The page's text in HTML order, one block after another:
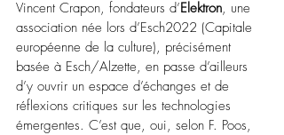
Vincent Crapon, fondateurs d’Elektron, une
association née lors d’Esch2022 (Capitale
européenne de la culture), précisément
basée à Esch/Alzette, en passe d’ailleurs
d’y ouvrir un espace d’échanges et de
réflexions critiques sur les technologies
émergentes. C’est que, oui, selon F. Poos,